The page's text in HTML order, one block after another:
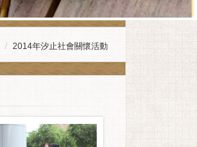
2014年汐止社會關懷活動